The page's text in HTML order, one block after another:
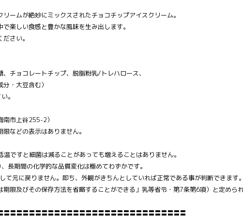
ームが絶妙にミックスされたチョコチップアイスクリーム。
楽しい食感と豊かな風味を生み出します。
さい。
チョコレートチップ、脱脂粉乳/トレハロース、
・大豆含む）
。
市上谷255-2）
などの表示はありません。
ですと細菌は減ることがあっても増えることはありません。
長期間の化学的な品質変化は極めてわずかです。
元に戻りません。即ち、外観がきちんとしていれば正常である事が判断できます。
限及びその保存方法を省略することができる」乳等省令・第7条第6項）と定められ
〓〓〓〓〓〓〓〓〓〓〓〓〓〓〓〓〓〓〓〓〓〓〓〓〓〓〓〓